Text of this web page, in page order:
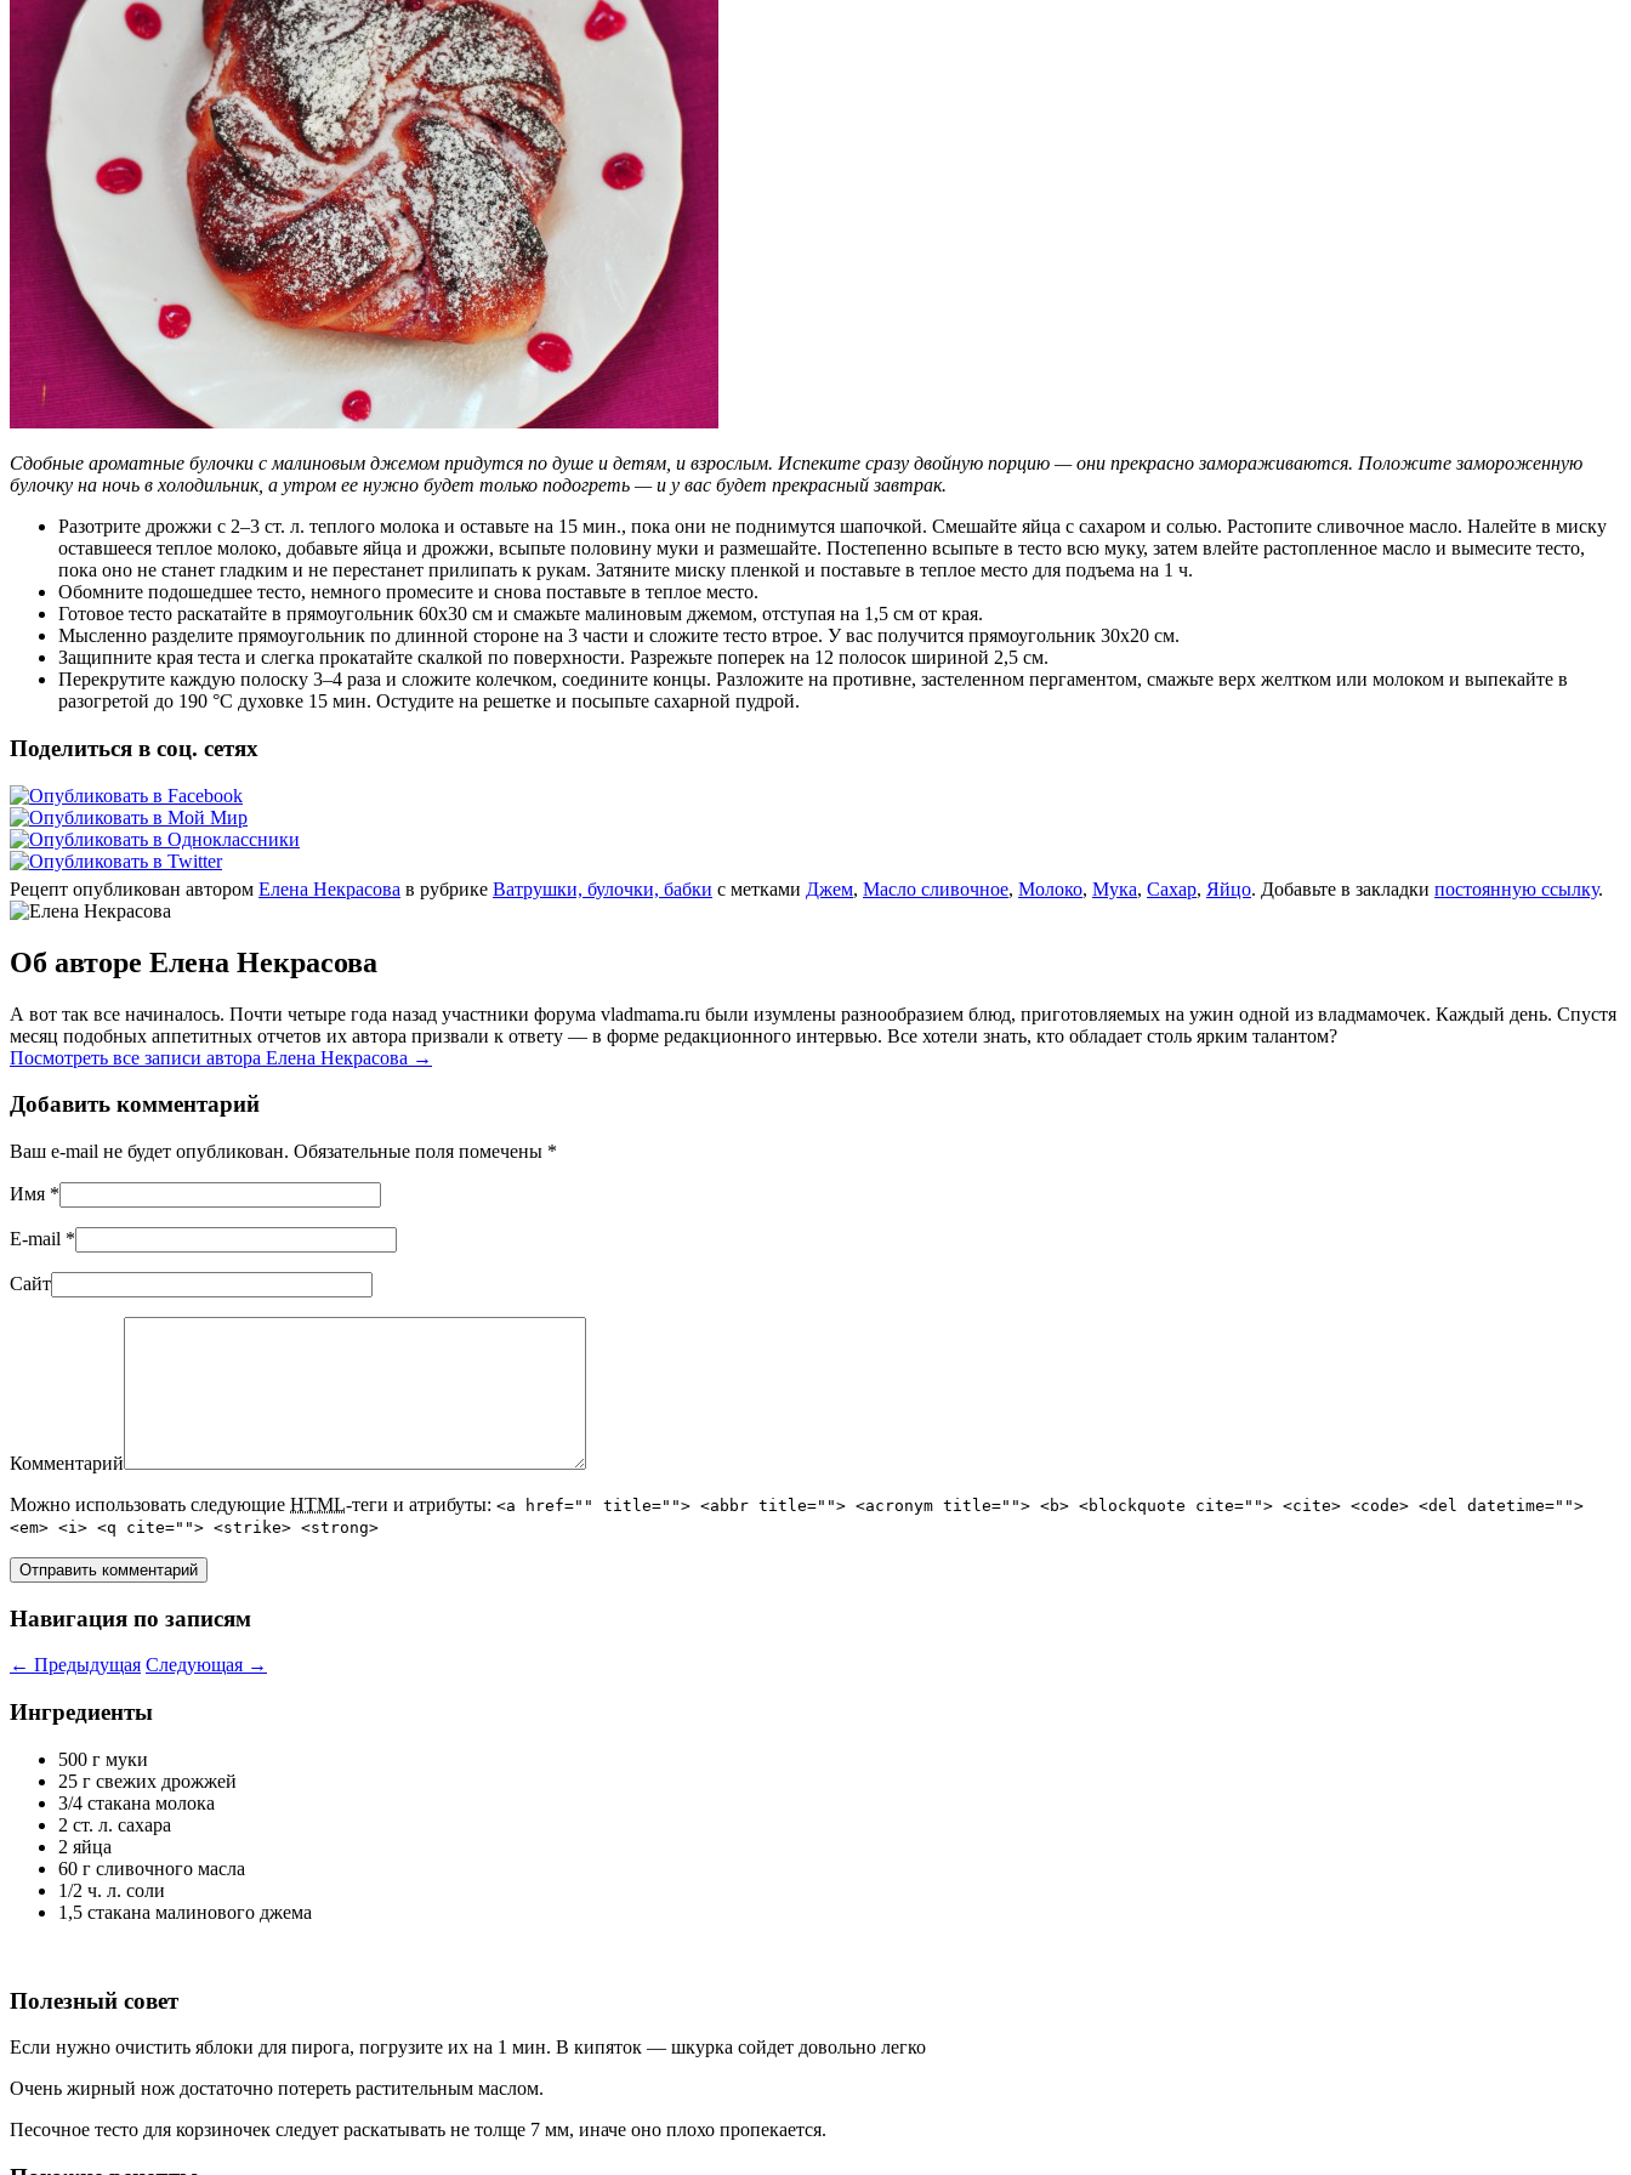
Сдобные ароматные булочки с малиновым джемом придутся по душе и детям, и взрослым. Испеките сразу двойную порцию — они прекрасно замораживаются. Положите замороженную
булочку на ночь в холодильник, а утром ее нужно будет только подогреть — и у вас будет прекрасный завтрак.
Разотрите дрожжи с 2–3 ст. л. теплого молока и оставьте на 15 мин., пока они не поднимутся шапочкой. Смешайте яйца с сахаром и солью. Растопите сливочное масло. Налейте в миску
оставшееся теплое молоко, добавьте яйца и дрожжи, всыпьте половину муки и размешайте. Постепенно всыпьте в тесто всю муку, затем влейте растопленное масло и вымесите тесто,
пока оно не станет гладким и не перестанет прилипать к рукам. Затяните миску пленкой и поставьте в теплое место для подъема на 1 ч.
Обомните подошедшее тесто, немного промесите и снова поставьте в теплое место.
Готовое тесто раскатайте в прямоугольник 60х30 см и смажьте малиновым джемом, отступая на 1,5 см от края.
Мысленно разделите прямоугольник по длинной стороне на 3 части и сложите тесто втрое. У вас получится прямоугольник 30х20 см.
Защипните края теста и слегка прокатайте скалкой по поверхности. Разрежьте поперек на 12 полосок шириной 2,5 см.
Перекрутите каждую полоску 3–4 раза и сложите колечком, соедините концы. Разложите на противне, застеленном пергаментом, смажьте верх желтком или молоком и выпекайте в
разогретой до 190 °С духовке 15 мин. Остудите на решетке и посыпьте сахарной пудрой.
Поделиться в соц. сетях
Рецепт опубликован автором Елена Некрасова в рубрике Ватрушки, булочки, бабки с метками Джем, Масло сливочное, Молоко, Мука, Сахар, Яйцо. Добавьте в закладки постоянную ссылку.
Об авторе Елена Некрасова
А вот так все начиналось. Почти четыре года назад участники форума vladmama.ru были изумлены разнообразием блюд, приготовляемых на ужин одной из владмамочек. Каждый день. Спустя
месяц подобных аппетитных отчетов их автора призвали к ответу — в форме редакционного интервью. Все хотели знать, кто обладает столь ярким талантом?
Посмотреть все записи автора Елена Некрасова →
Добавить комментарий
Ваш e-mail не будет опубликован. Обязательные поля помечены *
Имя *
E-mail *
Сайт
Комментарий
Можно использовать следующие HTML-теги и атрибуты: <a href="" title=""> <abbr title=""> <acronym title=""> <b> <blockquote cite=""> <cite> <code> <del datetime="">
<em> <i> <q cite=""> <strike> <strong>
Навигация по записям
← Предыдущая Следующая →
Ингредиенты
500 г муки
25 г свежих дрожжей
3/4 стакана молока
2 ст. л. сахара
2 яйца
60 г сливочного масла
1/2 ч. л. соли
1,5 стакана малинового джема
Полезный совет
Если нужно очистить яблоки для пирога, погрузите их на 1 мин. В кипяток — шкурка сойдет довольно легко
Очень жирный нож достаточно потереть растительным маслом.
Песочное тесто для корзиночек следует раскатывать не толще 7 мм, иначе оно плохо пропекается.